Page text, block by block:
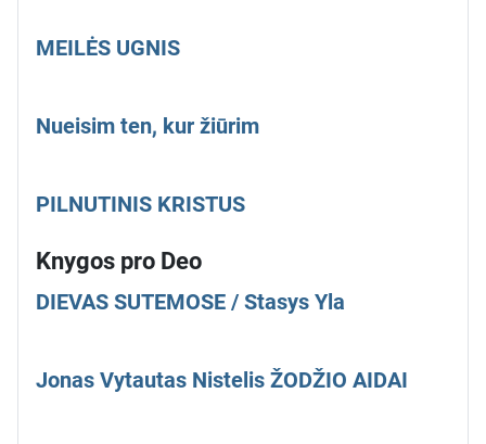
MEILĖS UGNIS
Nueisim ten, kur žiūrim
PILNUTINIS KRISTUS
Knygos pro Deo
DIEVAS SUTEMOSE / Stasys Yla
Jonas Vytautas Nistelis ŽODŽIO AIDAI